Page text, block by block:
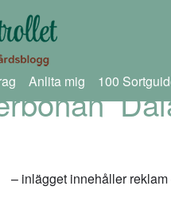
Anlita mig 100
– inlägget innehåller reklam